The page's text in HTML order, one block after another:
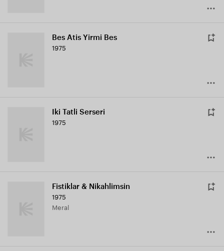
Bes Atis Yirmi Bes
1975
Iki Tatli Serseri
1975
Fistiklar & Nikahlimsin
1975
Meral